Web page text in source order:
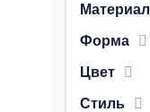
Материал
Форма
Цвет
Стиль